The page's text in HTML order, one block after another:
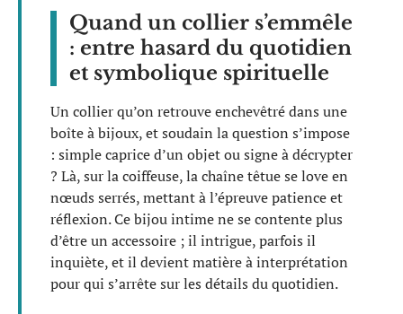
Quand un collier s’emmêle
: entre hasard du quotidien
et symbolique spirituelle
Un collier qu’on retrouve enchevêtré dans une
boîte à bijoux, et soudain la question s’impose
: simple caprice d’un objet ou signe à décrypter
? Là, sur la coiffeuse, la chaîne têtue se love en
nœuds serrés, mettant à l’épreuve patience et
réflexion. Ce bijou intime ne se contente plus
d’être un accessoire ; il intrigue, parfois il
inquiète, et il devient matière à interprétation
pour qui s’arrête sur les détails du quotidien.